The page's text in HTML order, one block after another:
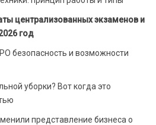
централизованных экзаменов и
год
безопасность и возможности
уборки? Вот когда это
представление бизнеса о